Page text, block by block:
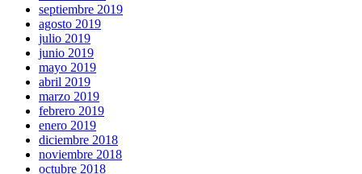
septiembre 2019
agosto 2019
julio 2019
junio 2019
mayo 2019
abril 2019
marzo 2019
febrero 2019
enero 2019
diciembre 2018
noviembre 2018
octubre 2018